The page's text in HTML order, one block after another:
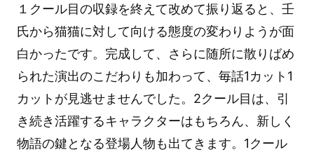
１クール目の収録を終えて改めて振り返ると、壬
氏から猫猫に対して向ける態度の変わりようが面
白かったです。完成して、さらに随所に散りばめ
られた演出のこだわりも加わって、毎話1カット1
カットが見逃せませんでした。2クール目は、引
き続き活躍するキャラクターはもちろん、新しく
物語の鍵となる登場人物も出てきます。1クール